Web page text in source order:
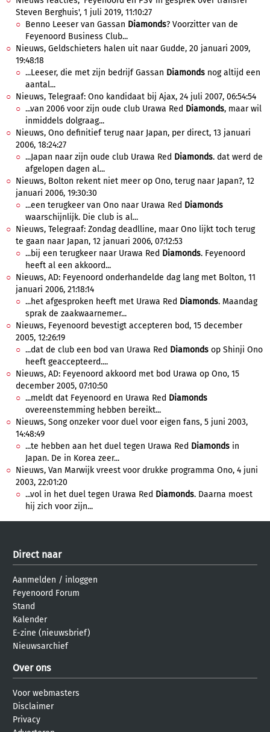
Steven Berghuis', 1 juli 2019, 11:10:27
Benno Leeser van Gassan Diamonds? Voorzitter van de
Feyenoord Business Club...
Nieuws, Geldschieters halen uit naar Gudde, 20 januari 2009,
19:48:18
...Leeser, die met zijn bedrijf Gassan Diamonds nog altijd een
aantal...
Nieuws, Telegraaf: Ono kandidaat bij Ajax, 24 juli 2007, 06:54:54
...van 2006 voor zijn oude club Urawa Red Diamonds, maar wil
inmiddels dolgraag...
Nieuws, Ono definitief terug naar Japan, per direct, 13 januari
2006, 18:24:27
...Japan naar zijn oude club Urawa Red Diamonds. dat werd de
afgelopen dagen al...
Nieuws, Bolton rekent niet meer op Ono, terug naar Japan?, 12
januari 2006, 19:30:30
...een terugkeer van Ono naar Urawa Red Diamonds
waarschijnlijk. Die club is al...
Nieuws, Telegraaf: Zondag deadlline, maar Ono lijkt toch terug
te gaan naar Japan, 12 januari 2006, 07:12:53
...bij een terugkeer naar Urawa Red Diamonds. Feyenoord
heeft al een akkoord...
Nieuws, AD: Feyenoord onderhandelde dag lang met Bolton, 11
januari 2006, 21:18:14
...het afgesproken heeft met Urawa Red Diamonds. Maandag
sprak de zaakwaarnemer...
Nieuws, Feyenoord bevestigt accepteren bod, 15 december
2005, 12:26:19
...dat de club een bod van Urawa Red Diamonds op Shinji Ono
heeft geaccepteerd....
Nieuws, AD: Feyenoord akkoord met bod Urawa op Ono, 15
december 2005, 07:10:50
...meldt dat Feyenoord en Urawa Red Diamonds
overeenstemming hebben bereikt...
Nieuws, Song onzeker voor duel voor eigen fans, 5 juni 2003,
14:48:49
...te hebben aan het duel tegen Urawa Red Diamonds in
Japan. De in Korea zeer...
Nieuws, Van Marwijk vreest voor drukke programma Ono, 4 juni
2003, 22:01:20
...vol in het duel tegen Urawa Red Diamonds. Daarna moest
hij zich voor zijn...
Direct naar
Aanmelden / inloggen
Feyenoord Forum
Stand
Kalender
E-zine (nieuwsbrief)
Nieuwsarchief
Over ons
Voor webmasters
Disclaimer
Privacy